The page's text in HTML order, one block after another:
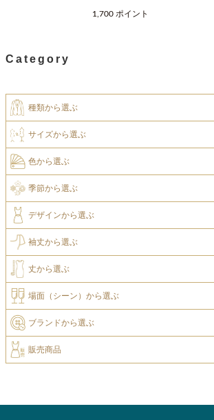
1,700 ポイント
Category
種類から選ぶ
サイズから選ぶ
色から選ぶ
季節から選ぶ
デザインから選ぶ
袖丈から選ぶ
丈から選ぶ
場面（シーン）から選ぶ
ブランドから選ぶ
販売商品